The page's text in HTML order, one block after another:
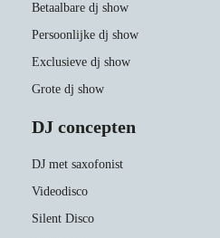
Betaalbare dj show
Persoonlijke dj show
Exclusieve dj show
Grote dj show
DJ concepten
DJ met saxofonist
Videodisco
Silent Disco